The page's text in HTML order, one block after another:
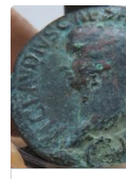
I - RARO